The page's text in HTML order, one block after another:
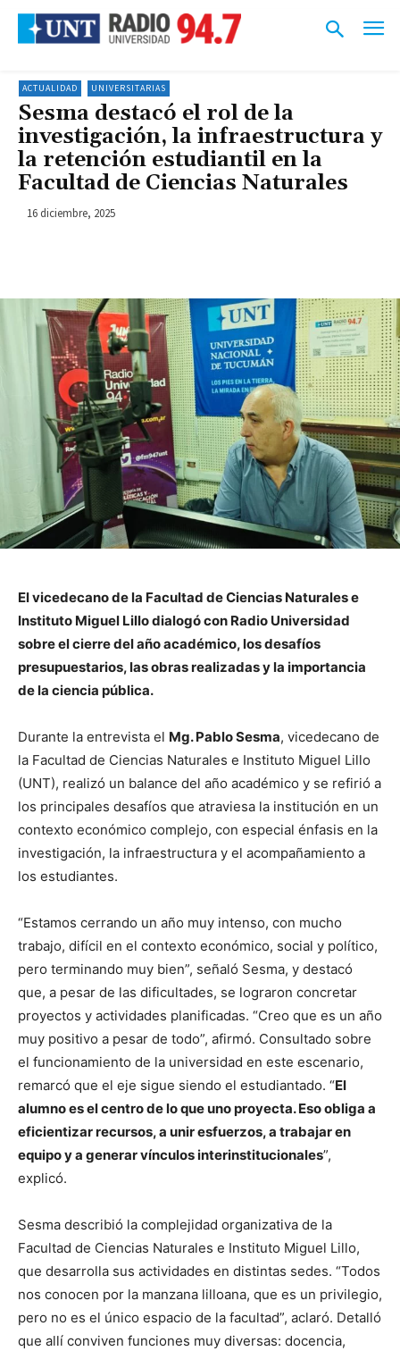
ACTUALIDAD UNIVERSITARIAS
Sesma destacó el rol de la
investigación, la infraestructura y
la retención estudiantil en la
Facultad de Ciencias Naturales
16 diciembre, 2025
El vicedecano de la Facultad de Ciencias Naturales e
Instituto Miguel Lillo dialogó con Radio Universidad
sobre el cierre del año académico, los desafíos
presupuestarios, las obras realizadas y la importancia
de la ciencia pública.
Durante la entrevista el Mg. Pablo Sesma, vicedecano de
la Facultad de Ciencias Naturales e Instituto Miguel Lillo
(UNT), realizó un balance del año académico y se refirió a
los principales desafíos que atraviesa la institución en un
contexto económico complejo, con especial énfasis en la
investigación, la infraestructura y el acompañamiento a
los estudiantes.
“Estamos cerrando un año muy intenso, con mucho
trabajo, difícil en el contexto económico, social y político,
pero terminando muy bien”, señaló Sesma, y destacó
que, a pesar de las dificultades, se lograron concretar
proyectos y actividades planificadas. “Creo que es un año
muy positivo a pesar de todo”, afirmó. Consultado sobre
el funcionamiento de la universidad en este escenario,
remarcó que el eje sigue siendo el estudiantado. “El
alumno es el centro de lo que uno proyecta. Eso obliga a
eficientizar recursos, a unir esfuerzos, a trabajar en
equipo y a generar vínculos interinstitucionales”,
explicó.
Sesma describió la complejidad organizativa de la
Facultad de Ciencias Naturales e Instituto Miguel Lillo,
que desarrolla sus actividades en distintas sedes. “Todos
nos conocen por la manzana lilloana, que es un privilegio,
pero no es el único espacio de la facultad”, aclaró. Detalló
que allí conviven funciones muy diversas: docencia,